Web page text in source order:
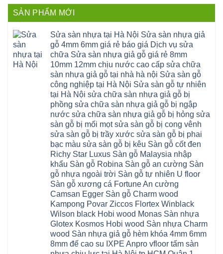
thất
mê
đức
phòng
xuyên
giang
Đạo
Đà
Nẵng
Hoài
Đồng
Đồng
Khánh
Phượng
Thuận
Tràng
Phòng
Nam
Phù
Thanh
Thượng
Phúc
Thường
Dương
Hồng
Xuyên
Phượng
Chuyên
Nẵng
Xuyên
Thanh
Sửa
mặt
bậc
cầu
nhựa
nhựa
composite
Đông
Quảng
Thượng
Xuân
Phương
Nẵng
Hưng
Hưng
luận
ở
glotex
4mm
nhiêu
charm
wood
hobiwood
kosmos
fukione
4mm
nước
SẢN PHẨM MỚI
Sửa sàn nhựa tại Hà Nội Sửa sàn nhựa giả
gỗ 4mm 6mm giá rẻ báo giá Dịch vụ sửa
chữa Sửa sàn nhựa giả gỗ giá rẻ 8mm
10mm 12mm chịu nước cao cấp sửa chữa
sàn nhựa giả gỗ tại nhà hà nội Sửa sàn gỗ
công nghiệp tại Hà Nội Sửa sàn gỗ tự nhiên
tại Hà Nội sửa chữa sàn nhựa giả gỗ bị
phồng sửa chữa sàn nhựa giả gỗ bị ngập
nước sửa chữa sàn nhựa giả gỗ bị hỏng sửa
sàn gỗ bị mối mọt sửa sàn gỗ bị cong vênh
sửa sàn gỗ bị trầy xước sửa sàn gỗ bị phai
bạc màu sửa sàn gỗ bị kêu Sàn gỗ cốt đen
Richy Star Luxus Sàn gỗ Malaysia nhập
khẩu Sàn gỗ Robina Sàn gỗ an cường Sàn
gỗ nhựa ngoài trời Sàn gỗ tự nhiên U floor
Sàn gỗ xương cá Fortune An cường
Camsan Egger Sàn gỗ Charm wood
Kampong Povar Ziccos Flortex Winblack
Wilson black Hobi wood Monas Sàn nhựa
Glotex Kosmos Hobi wood Sàn nhựa Charm
wood Sàn nhựa giả gỗ hèm khóa 4mm 6mm
8mm đế cao su IXPE Anpro vfloor tấm sàn